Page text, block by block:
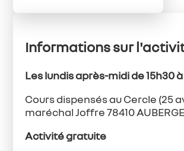
Informations sur
Les lundis après-midi de 15h30
Cours dispensés au Cercle (25
maréchal Joffre 78410
Activité gratuite